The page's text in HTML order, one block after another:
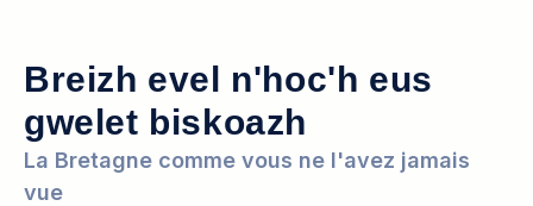
Breizh evel n'hoc'h eus
gwelet biskoazh
La Bretagne comme vous ne l'avez jamais
vue